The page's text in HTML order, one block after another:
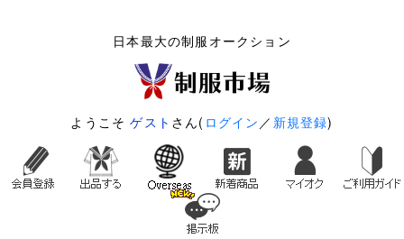
日本最大の制服オークション
ようこそゲスト さん( ログイン ／ 新規登録)